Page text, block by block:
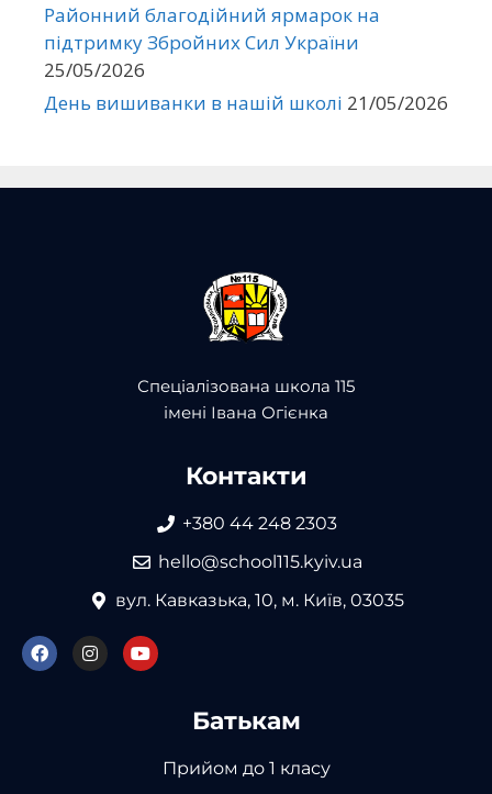
Районний благодійний ярмарок на
підтримку Збройних Сил України
25/05/2026
День вишиванки в нашій школі 21/05/2026
Спеціалізована школа 115
імені Івана Огієнка
Контакти
+380 44 248 2303
hello@school115.kyiv.ua
вул. Кавказька, 10, м. Київ, 03035
Батькам
Прийом до 1 класу